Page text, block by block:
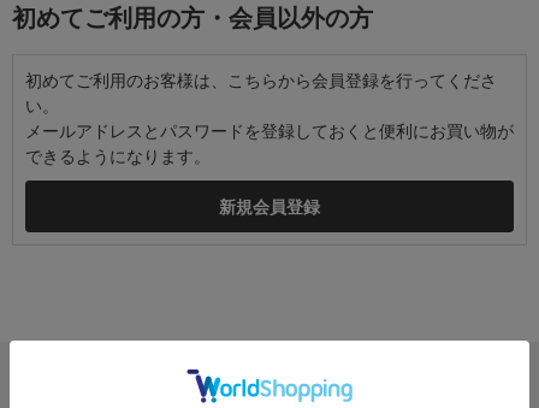
初めてご利用の方・会員以外の方
初めてご利用のお客様は、こちらから会員登録を行ってくださ
い。
メールアドレスとパスワードを登録しておくと便利にお買い物が
できるようになります。